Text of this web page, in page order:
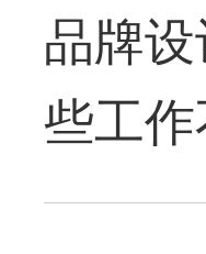
品牌
些工作